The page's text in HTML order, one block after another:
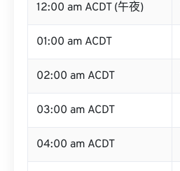
12:00 am ACDT (午夜)
01:00 am ACDT
02:00 am ACDT
03:00 am ACDT
04:00 am ACDT